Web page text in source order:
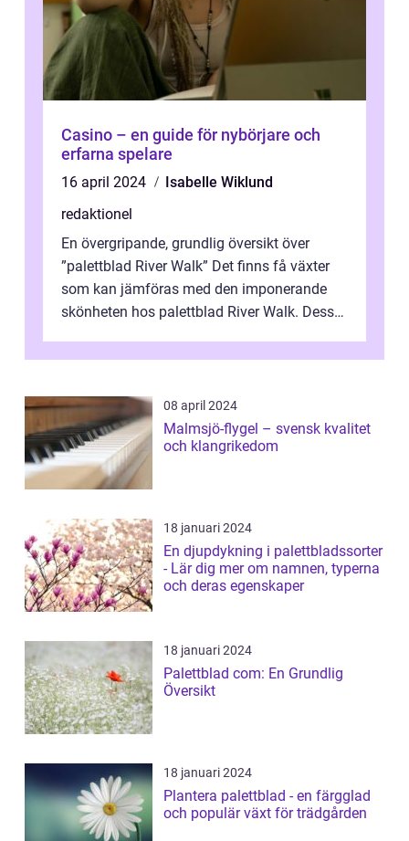
Casino – en guide för nybörjare och
erfarna spelare
16 april 2024
Isabelle Wiklund
redaktionel
En övergripande, grundlig översikt över
”palettblad River Walk” Det finns få växter
som kan jämföras med den imponerande
skönheten hos palettblad River Walk. Dess
08 april 2024
Malmsjö-flygel – svensk kvalitet
och klangrikedom
18 januari 2024
En djupdykning i palettbladssorter
- Lär dig mer om namnen, typerna
och deras egenskaper
18 januari 2024
Palettblad com: En Grundlig
Översikt
18 januari 2024
Plantera palettblad - en färgglad
och populär växt för trädgården